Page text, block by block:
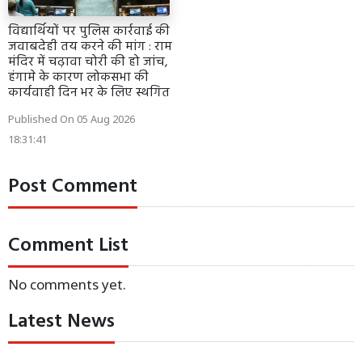
विद्यार्थियों पर पुलिस कार्रवाई की
जवाबदेही तय करने की मांग : राम
मंदिर में चढ़ावा चोरी की हो जांच,
हंगामे के कारण लोकसभा की
कार्यवाही दिन भर के लिए स्थगित
Published On 05 Aug 2026
18:31:41
Post Comment
Comment List
No comments yet.
Latest News